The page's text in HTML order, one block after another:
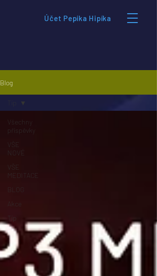
Účet Pepíka Hipíka
Blog
Všechny
příspěvky
VŠE
NOVÉ
VŠE
MEDITACE
BLOG
Akce
Tip